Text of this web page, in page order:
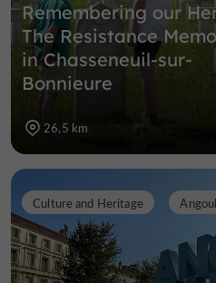
Remembering our
The Resistance
in Chasseneuil-sur-
Bonnieure
26,5 km
Culture and Heritage